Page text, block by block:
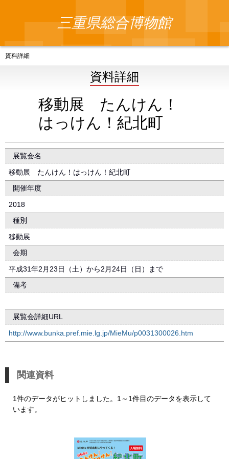
三重県総合博物館
資料詳細
資料詳細
移動展 たんけん！
はっけん！紀北町
展覧会名
移動展 たんけん！はっけん！紀北町
開催年度
2018
種別
移動展
会期
平成31年2月23日（土）から2月24日（日）まで
備考
展覧会詳細URL
http://www.bunka.pref.mie.lg.jp/MieMu/p0031300026.htm
関連資料
1件のデータがヒットしました。1～1件目のデータを表示して
います。